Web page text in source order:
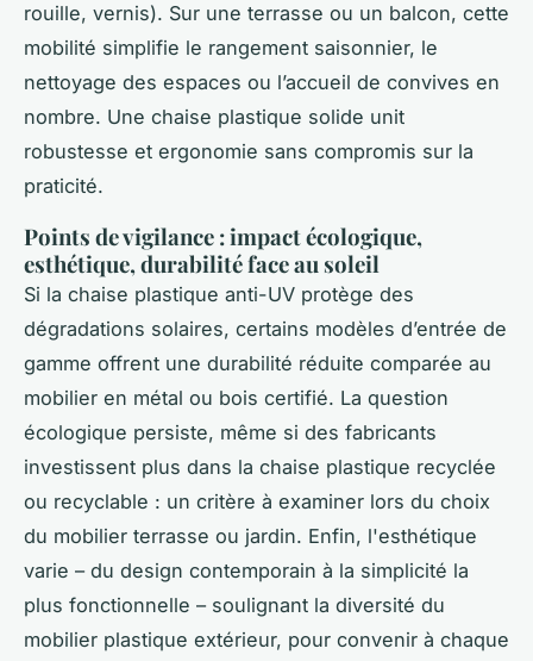
rouille, vernis). Sur une terrasse ou un balcon, cette
mobilité simplifie le rangement saisonnier, le
nettoyage des espaces ou l’accueil de convives en
nombre. Une chaise plastique solide unit
robustesse et ergonomie sans compromis sur la
praticité.
Points de vigilance : impact écologique,
esthétique, durabilité face au soleil
Si la chaise plastique anti-UV protège des
dégradations solaires, certains modèles d’entrée de
gamme offrent une durabilité réduite comparée au
mobilier en métal ou bois certifié. La question
écologique persiste, même si des fabricants
investissent plus dans la chaise plastique recyclée
ou recyclable : un critère à examiner lors du choix
du mobilier terrasse ou jardin. Enfin, l'esthétique
varie – du design contemporain à la simplicité la
plus fonctionnelle – soulignant la diversité du
mobilier plastique extérieur, pour convenir à chaque